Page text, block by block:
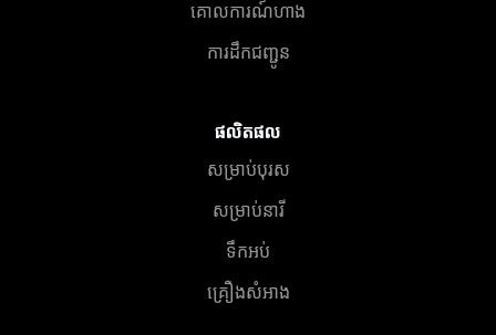
គោលការណ៍ហាង
ការដឹកជញ្ជូន
ផលិតផល
សម្រាប់បុរស
សម្រាប់នារី
ទឹកអប់
គ្រឿងសំអាង